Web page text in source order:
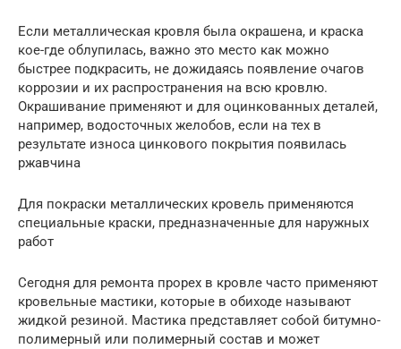
Если металлическая кровля была окрашена, и краска
кое-где облупилась, важно это место как можно
быстрее подкрасить, не дожидаясь появление очагов
коррозии и их распространения на всю кровлю.
Окрашивание применяют и для оцинкованных деталей,
например, водосточных желобов, если на тех в
результате износа цинкового покрытия появилась
ржавчина
Для покраски металлических кровель применяются
специальные краски, предназначенные для наружных
работ
Сегодня для ремонта прорех в кровле часто применяют
кровельные мастики, которые в обиходе называют
жидкой резиной. Мастика представляет собой битумно-
полимерный или полимерный состав и может